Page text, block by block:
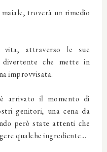
troverà un rimedio
vita, attraverso le sue
che mette in
improvvisata.
arrivato il momento di
genitori, una cena da
però state attenti che
qualche ingrediente...